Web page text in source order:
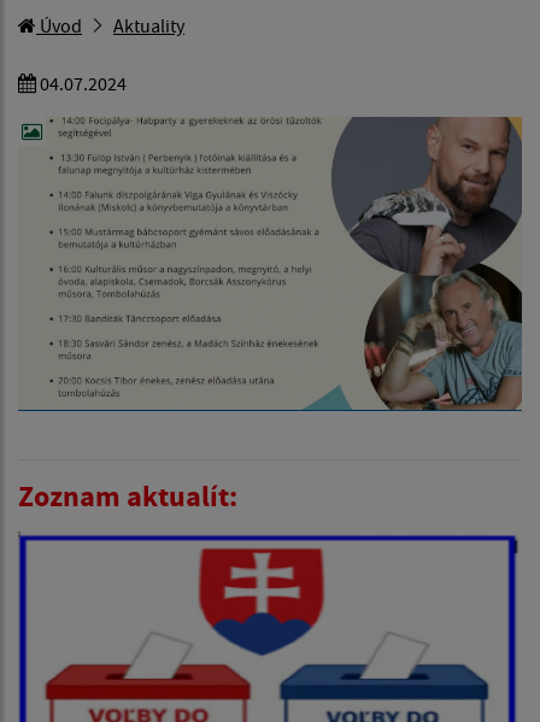
Úvod Aktuality
04.07.2024
Zoznam aktualít: